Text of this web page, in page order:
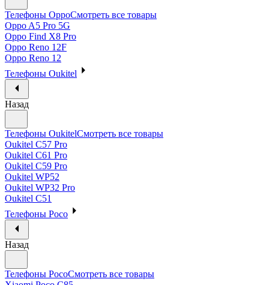
Телефоны OppoСмотреть все товары
Oppo A5 Pro 5G
Oppo Find X8 Pro
Oppo Reno 12F
Oppo Reno 12
Телефоны Oukitel
Назад
Телефоны OukitelСмотреть все товары
Oukitel C57 Pro
Oukitel C61 Pro
Oukitel C59 Pro
Oukitel WP52
Oukitel WP32 Pro
Oukitel C51
Телефоны Poco
Назад
Телефоны PocoСмотреть все товары